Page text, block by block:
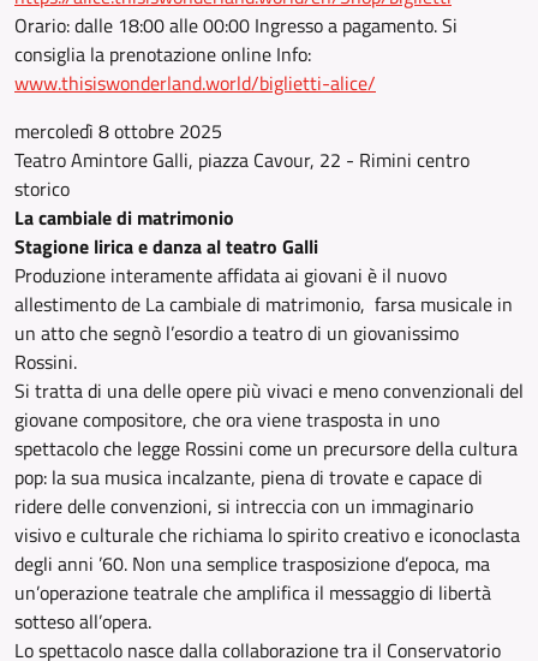
Orario: dalle 18:00 alle 00:00 Ingresso a pagamento. Si
consiglia la prenotazione online Info:
www.thisiswonderland.world/biglietti-alice/
mercoledì 8 ottobre 2025
Teatro Amintore Galli, piazza Cavour, 22 - Rimini centro
storico
La cambiale di matrimonio
Stagione lirica e danza al teatro Galli
Produzione interamente affidata ai giovani è il nuovo
allestimento de La cambiale di matrimonio, farsa musicale in
un atto che segnò l’esordio a teatro di un giovanissimo
Rossini.
Si tratta di una delle opere più vivaci e meno convenzionali del
giovane compositore, che ora viene trasposta in uno
spettacolo che legge Rossini come un precursore della cultura
pop: la sua musica incalzante, piena di trovate e capace di
ridere delle convenzioni, si intreccia con un immaginario
visivo e culturale che richiama lo spirito creativo e iconoclasta
degli anni ’60. Non una semplice trasposizione d’epoca, ma
un’operazione teatrale che amplifica il messaggio di libertà
sotteso all’opera.
Lo spettacolo nasce dalla collaborazione tra il Conservatorio